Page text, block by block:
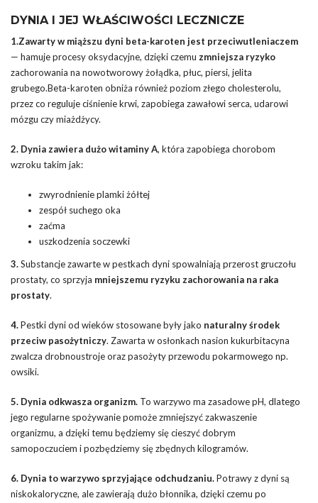
DYNIA I JEJ WŁAŚCIWOŚCI LECZNICZE
1.Zawarty w miąższu dyni beta-karoten jest przeciwutleniaczem
— hamuje procesy oksydacyjne, dzięki czemu zmniejsza ryzyko
zachorowania na nowotworowy żołądka, płuc, piersi, jelita
grubego.Beta-karoten obniża również poziom złego cholesterolu,
przez co reguluje ciśnienie krwi, zapobiega zawałowi serca, udarowi
mózgu czy miażdżycy.
2. Dynia zawiera dużo witaminy A, która zapobiega chorobom
wzroku takim jak:
zwyrodnienie plamki żółtej
zespół suchego oka
zaćma
uszkodzenia soczewki
3.Substancje zawarte w pestkach dyni spowalniają przerost gruczołu
prostaty, co sprzyja mniejszemu ryzyku zachorowania na raka
prostaty.
4.Pestki dyni od wieków stosowane były jako naturalny środek
przeciw pasożytniczy. Zawarta w osłonkach nasion kukurbitacyna
zwalcza drobnoustroje oraz pasożyty przewodu pokarmowego np.
owsiki.
5. Dynia odkwasza organizm. To warzywo ma zasadowe pH, dlatego
jego regularne spożywanie pomoże zmniejszyć zakwaszenie
organizmu, a dzięki temu będziemy się cieszyć dobrym
samopoczuciem i pozbędziemy się zbędnych kilogramów.
6. Dynia to warzywo sprzyjające odchudzaniu.Potrawy z dyni są
niskokaloryczne, ale zawierają dużo błonnika, dzięki czemu po